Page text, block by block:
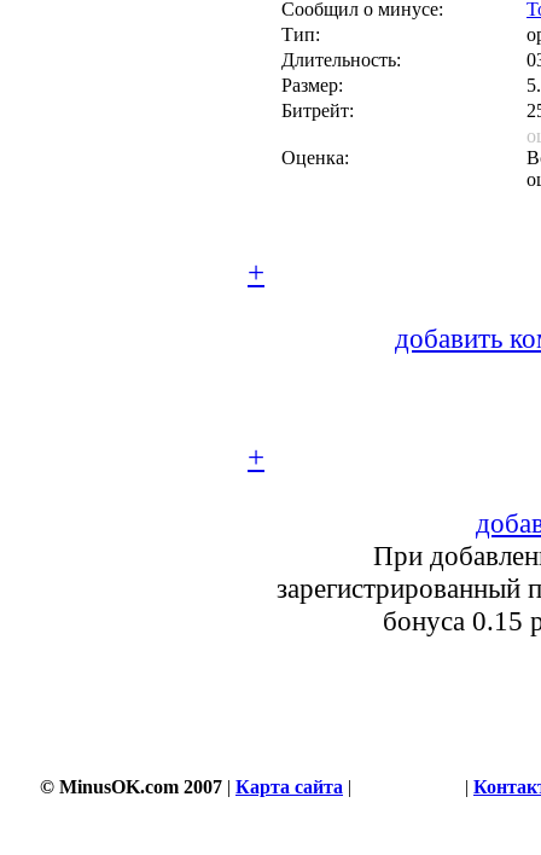
Сообщил о минусе:
Тип:
Длительность:
Размер:
Битрейт:
Оценка:
+
добавить
+
При
зарегистрированный
бонуса 0.15
© MinusOK.com 2007 | Карта сайта | |